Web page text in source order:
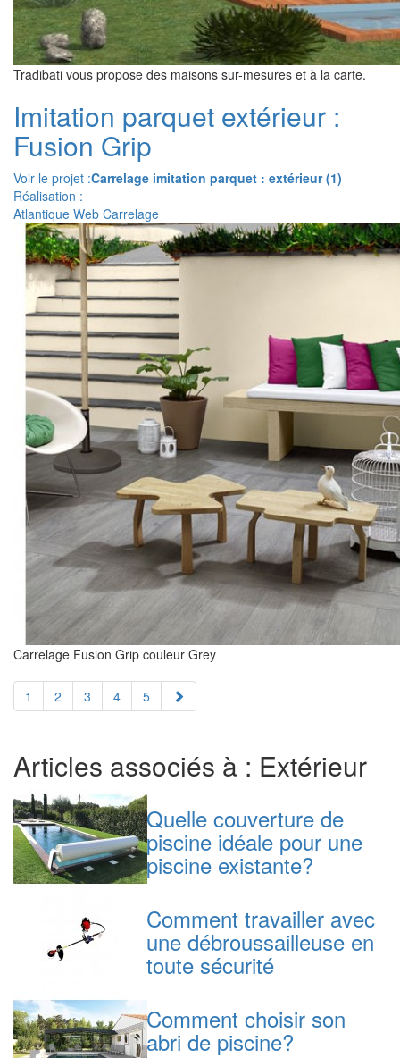
Tradibati vous propose des maisons sur-mesures et à la carte.
Imitation parquet extérieur :
Fusion Grip
Voir le projet :Carrelage imitation parquet : extérieur (1)
Réalisation :
Atlantique Web Carrelage
Carrelage Fusion Grip couleur Grey
1 2 3 4 5
Articles associés à : Extérieur
Quelle couverture de
piscine idéale pour une
piscine existante?
Comment travailler avec
une débroussailleuse en
toute sécurité
Comment choisir son
abri de piscine?